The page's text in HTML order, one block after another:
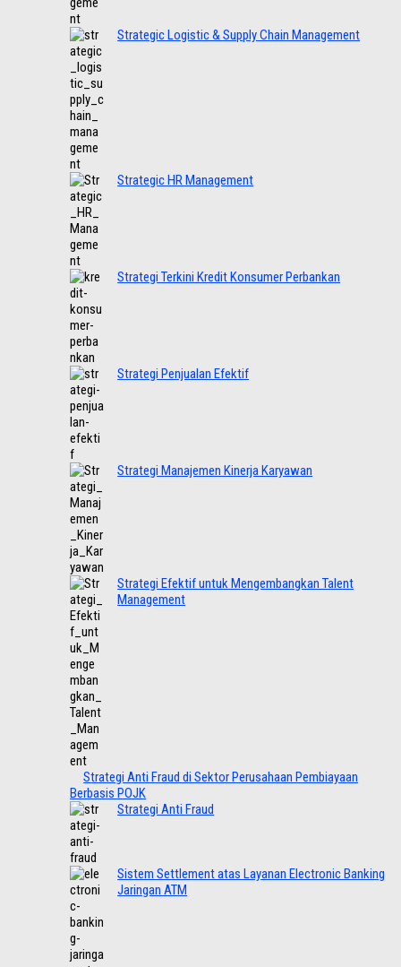
Strategic Logistic & Supply Chain Management
Strategic HR Management
Strategi Terkini Kredit Konsumer Perbankan
Strategi Penjualan Efektif
Strategi Manajemen Kinerja Karyawan
Strategi Efektif untuk Mengembangkan Talent
Management
Strategi Anti Fraud di Sektor Perusahaan Pembiayaan
Berbasis POJK
Strategi Anti Fraud
Sistem Settlement atas Layanan Electronic Banking
Jaringan ATM